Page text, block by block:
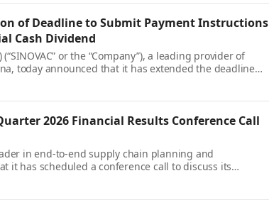
of Deadline to Submit Payment Instructions
Cash Dividend
(“SINOVAC” or the “Company”), a leading provider of
today announced that it has extended the deadline
to submit payment instructions relat...
2026 Financial Results Conference Call
in end-to-end supply chain planning and
it has scheduled a conference call to discuss its
ended June 30, 2026. The call will be h...